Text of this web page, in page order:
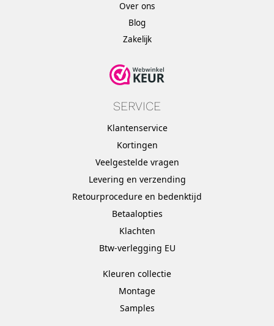
Over ons
Blog
Zakelijk
SERVICE
Klantenservice
Kortingen
Veelgestelde vragen
Levering en verzending
Retourprocedure en bedenktijd
Betaalopties
Klachten
Btw-verlegging EU
Kleuren collectie
Montage
Samples